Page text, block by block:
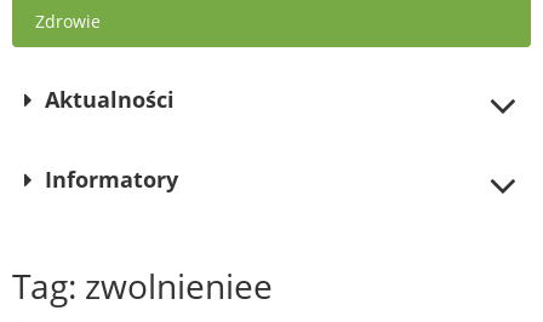
Zdrowie
Aktualności
Informatory
Tag: zwolnieniee